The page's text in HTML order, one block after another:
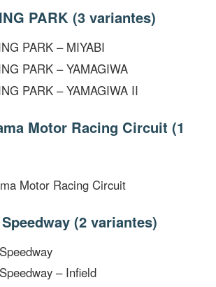
PARK (3 variantes)
PARK – MIYABI
PARK – YAMAGIWA
PARK – YAMAGIWA II
Motor Racing Circuit (1
Motor Racing Circuit
(2 variantes)
– Infield